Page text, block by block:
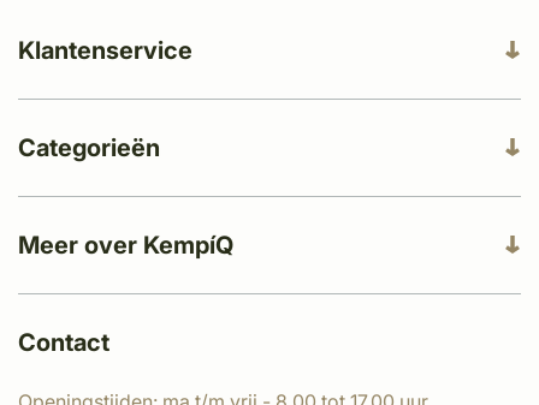
Meer over KempíQ
Klantenservice
Categorieën
Contact